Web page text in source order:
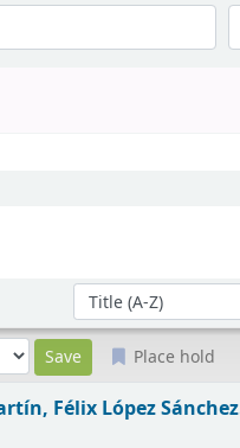
Sort by:
Place hold
Félix López